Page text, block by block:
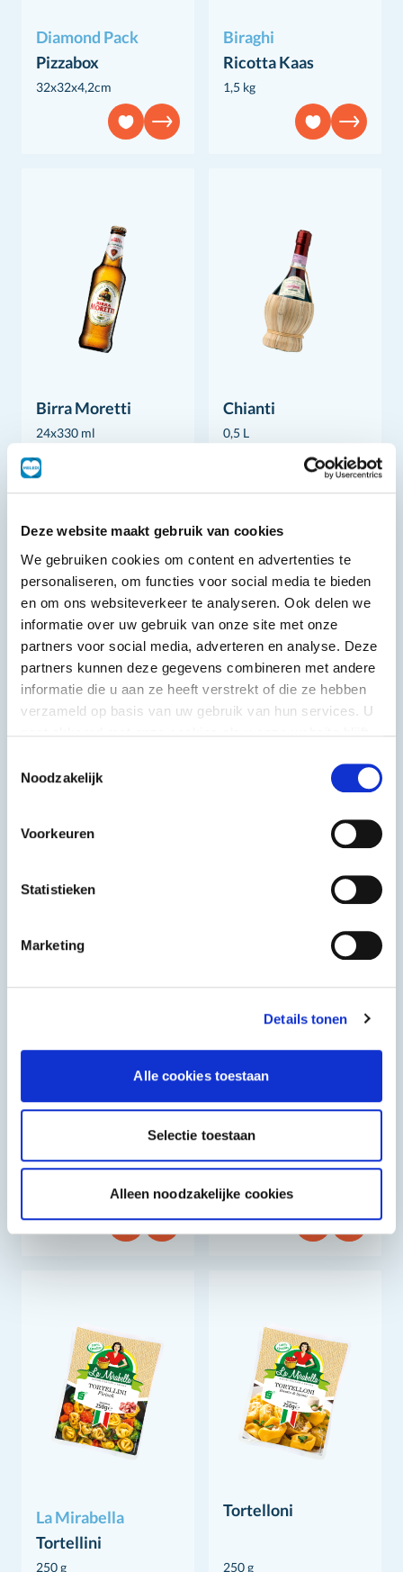
Deze website maakt gebruik van cookies
We gebruiken cookies om content en advertenties te
personaliseren, om functies voor social media te bieden
en om ons websiteverkeer te analyseren. Ook delen we
informatie over uw gebruik van onze site met onze
partners voor social media, adverteren en analyse. Deze
partners kunnen deze gegevens combineren met andere
informatie die u aan ze heeft verstrekt of die ze hebben
verzameld op basis van uw gebruik van hun services. U
Noodzakelijk
Voorkeuren
Statistieken
Marketing
Details tonen
Alle cookies toestaan
Selectie toestaan
Alleen noodzakelijke cookies
Diamond Pack
Pizzabox
32x32x4,2cm
Biraghi
Ricotta Kaas
1,5 kg
Birra Moretti
24x330 ml
Chianti
0,5 L
Limoncello Extra
Salami Ventricina
Barilla
Rigatoni Nr. 89
500 g
La Mirabella
Tortellini
250 g
Tortelloni
250 g